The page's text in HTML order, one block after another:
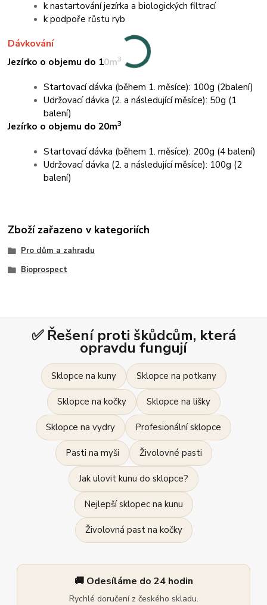
k nastartování jezírka a biologických filtrací
k podpoře růstu ryb
Dávkování
Jezírko o objemu do 10m3
Startovací dávka (během 1. měsíce): 100g (2balení)
Udržovací dávka (2. a následující měsíce): 50g (1
balení)
Jezírko o objemu do 20m3
Startovací dávka (během 1. měsíce): 200g (4 balení)
Udržovací dávka (2. a následující měsíce): 100g (2
balení)
Zboží zařazeno v kategoriích
Pro dům a zahradu
Bioprospect
✅ Řešení proti škůdcům, která
opravdu fungují
Sklopce na kuny Sklopce na potkany
Sklopce na kočky Sklopce na lišky
Sklopce na vydry Profesionální sklopce
Pasti na myši Živolovné pasti
Jak ulovit kunu do sklopce?
Nejlepší sklopec na kunu
Živolovná past na kočky
🚚 Odesíláme do 24 hodin
Rychlé doručení z českého skladu.